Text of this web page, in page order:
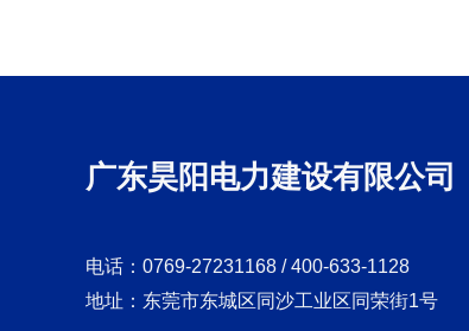
广东昊阳电力建设有限公司
电话：0769-27231168 / 400-633-1128
地址：东莞市东城区同沙工业区同荣街1号